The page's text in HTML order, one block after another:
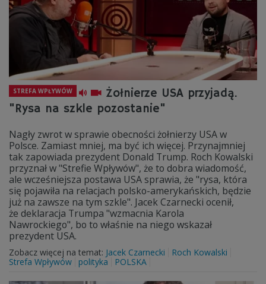
STREFA WPŁYWÓW
Żołnierze USA przyjadą.
"Rysa na szkle pozostanie"
Nagły zwrot w sprawie obecności żołnierzy USA w
Polsce. Zamiast mniej, ma być ich więcej. Przynajmniej
tak zapowiada prezydent Donald Trump. Roch Kowalski
przyznał w "Strefie Wpływów", że to dobra wiadomość,
ale wcześniejsza postawa USA sprawia, że "rysa, która
się pojawiła na relacjach polsko-amerykańskich, będzie
już na zawsze na tym szkle". Jacek Czarnecki ocenił,
że deklaracja Trumpa "wzmacnia Karola
Nawrockiego", bo to właśnie na niego wskazał
prezydent USA.
Zobacz więcej na temat: Jacek Czarnecki
Roch Kowalski
Strefa Wpływów
polityka POLSKA